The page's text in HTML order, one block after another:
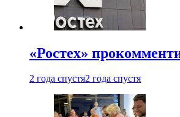
«Ростех»
2 года спустя2 года спустя